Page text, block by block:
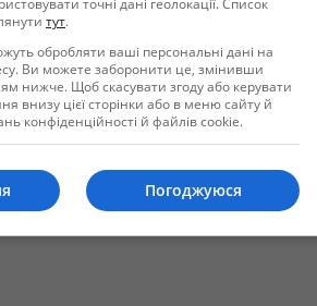
сообщение
точні дані геолокації. Список
тут.
обробляти ваші персональні дані на
Ви можете заборонити це, змінивши
нижче. Щоб скасувати згоду або керувати
внизу цієї сторінки або в меню сайту й
конфіденційності й файлів cookie.
Погоджуюся